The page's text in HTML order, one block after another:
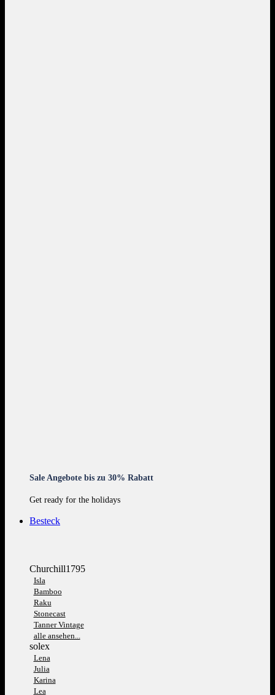
Sale Angebote bis zu 30% Rabatt
Get ready for the holidays
Besteck
Churchill1795
Isla
Bamboo
Raku
Stonecast
Tanner Vintage
alle ansehen...
solex
Lena
Julia
Karina
Lea